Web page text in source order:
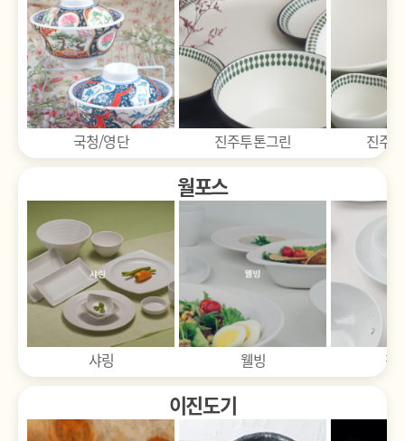
홀집기
주방집기
진주투톤그린 진주원톤그린 체크투톤(
월포스
웰빙 청아꽃
이진도기